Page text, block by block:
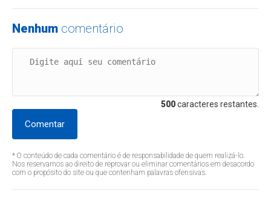
Nenhum comentário
500caracteres restantes.
Comentar
* O conteúdo de cada comentário é de responsabilidade de quem realizá-lo.
Nos reservamos ao direito de reprovar ou eliminar comentários em desacordo
com o propósito do site ou que contenham palavras ofensivas.